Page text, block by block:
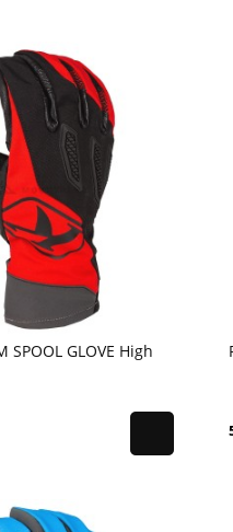
SPOOL GLOVE High